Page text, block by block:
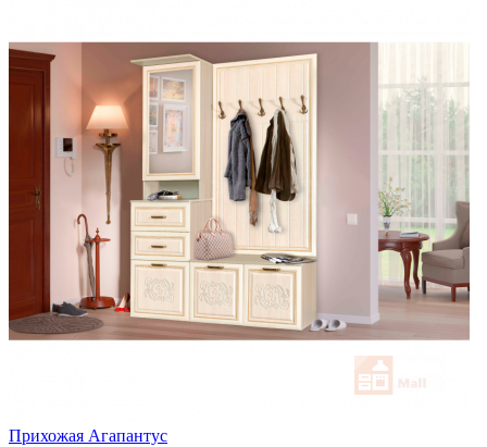
Прихожая Агапантус